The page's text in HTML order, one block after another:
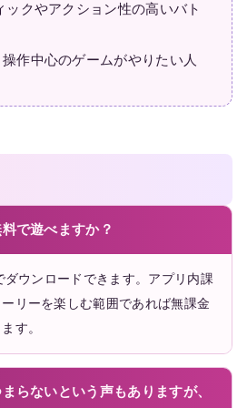
ックやアクション性の高いバト
作中心のゲームがやりたい人
で遊べますか？
ウンロードできます。アプリ内課
リーを楽しむ範囲であれば無課金
す。
らないという声もありますが、